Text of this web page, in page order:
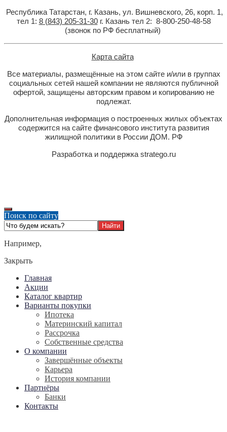
Республика Татарстан, г. Казань, ул. Вишневского, 26, корп. 1,
тел 1: 8 (843) 205-31-30г. Казань тел 2: 8-800-250-48-58
(звонок по РФ бесплатный)
Карта сайта
Все материалы, размещённые на этом сайте и/или в группах
социальных сетей нашей компании не являются публичной
офертой, защищены авторским правом и копированию не
подлежат.
Дополнительная информация о построенных жилых объектах
содержится на сайте финансового института развития
жилищной политики в России ДОМ. РФ
Разработка и поддержка stratego.ru
Поиск по сайту
Например,
Закрыть
Главная
Акции
Каталог квартир
Варианты покупки
Ипотека
Материнский капитал
Рассрочка
Собственные средства
О компании
Завершённые объекты
Карьера
История компании
Партнёры
Банки
Контакты